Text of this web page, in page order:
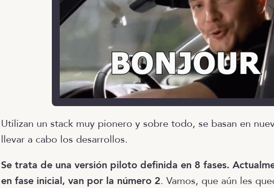
Utilizan un stack muy pionero y sobre todo, se basan en
llevar a cabo los desarrollos.
Se trata de una versión piloto definida en 8 fases.
en fase inicial, van por la número 2. Vamos, que aún les